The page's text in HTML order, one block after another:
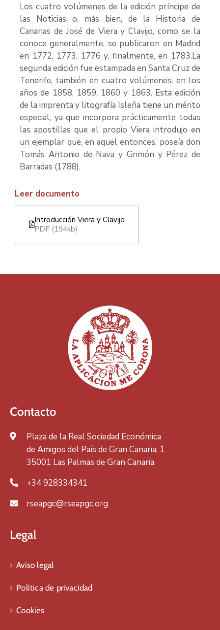
Los cuatro volúmenes de la edición príncipe de
las Noticias o, más bien, de la Historia de
Canarias de José de Viera y Clavijo, como se la
conoce generalmente, se publicaron en Madrid
en 1772, 1773, 1776 y, finalmente, en 1783.La
segunda edición fue estampada en Santa Cruz de
Tenerife, también en cuatro volúmenes, en los
años de 1858, 1859, 1860 y 1863. Esta edición
de la imprenta y litografía Isleña tiene un mérito
especial, ya que incorpora prácticamente todas
las apostillas que el propio Viera introdujo en
un ejemplar que, en aquel entonces, poseía don
Tomás Antonio de Nava y Grimón y Pérez de
Barradas (1788).
Leer documento
Introducción Viera y Clavijo
PDF (194kb)
Contacto
Plaza de la Real Sociedad Económica
de Amigos del País de Gran Canaria, 1
35001 Las Palmas de Gran Canaria
+34 928334341
rseapgc@rseapgc.org
Legal
Aviso legal
Política de privacidad
Cookies